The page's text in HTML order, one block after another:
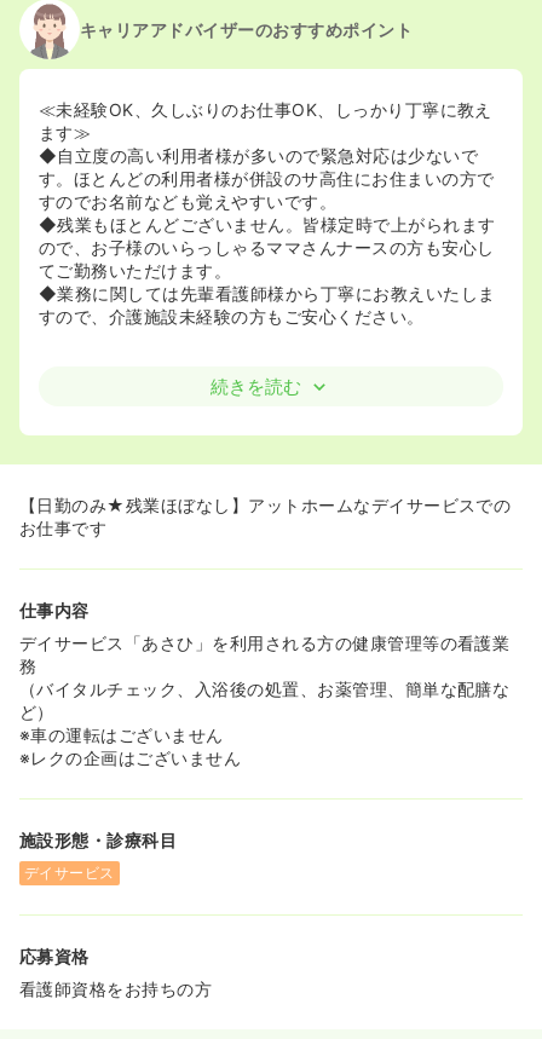
キャリアアドバイザーのおすすめポイント
≪未経験OK、久しぶりのお仕事OK、しっかり丁寧に教え
ます≫
◆自立度の高い利用者様が多いので緊急対応は少ないで
す。ほとんどの利用者様が併設のサ高住にお住まいの方で
すのでお名前なども覚えやすいです。
◆残業もほとんどございません。皆様定時で上がられます
ので、お子様のいらっしゃるママさんナースの方も安心し
てご勤務いただけます。
◆業務に関しては先輩看護師様から丁寧にお教えいたしま
すので、介護施設未経験の方もご安心ください。
続きを読む
【日勤のみ★残業ほぼなし】アットホームなデイサービスでの
お仕事です
仕事内容
デイサービス「あさひ」を利用される方の健康管理等の看護業
務
（バイタルチェック、入浴後の処置、お薬管理、簡単な配膳な
ど）
※車の運転はございません
※レクの企画はございません
施設形態・診療科目
デイサービス
応募資格
看護師資格をお持ちの方